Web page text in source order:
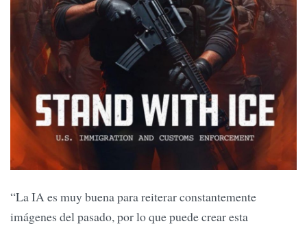
“La IA es muy buena para reiterar constantemente
imágenes del pasado, por lo que puede crear esta